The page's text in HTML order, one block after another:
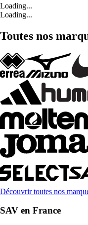
Loading...
Loading...
Toutes nos
Découvrir toutes nos
SAV en France